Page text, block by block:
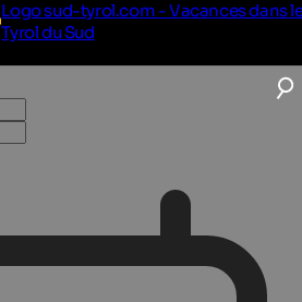
Logo sud-tyrol.com - Vacances dans
Tyrol du Sud